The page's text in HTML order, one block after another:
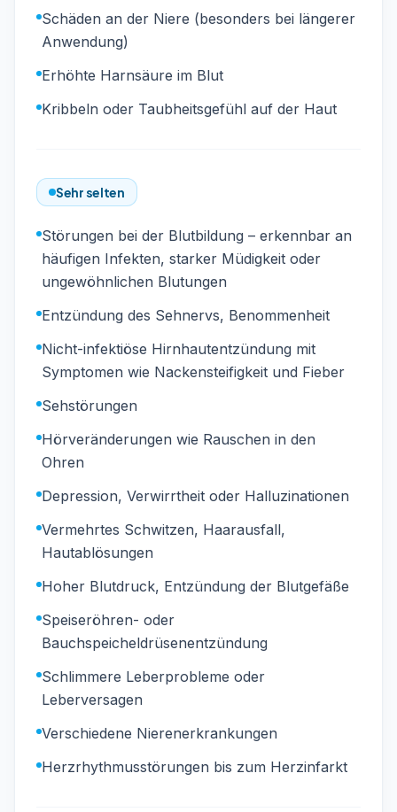
Schäden an der Niere (besonders bei längerer
Anwendung)
Erhöhte Harnsäure im Blut
Kribbeln oder Taubheitsgefühl auf der Haut
Sehr selten
Störungen bei der Blutbildung – erkennbar an
häufigen Infekten, starker Müdigkeit oder
ungewöhnlichen Blutungen
Entzündung des Sehnervs, Benommenheit
Nicht-infektiöse Hirnhautentzündung mit
Symptomen wie Nackensteifigkeit und Fieber
Sehstörungen
Hörveränderungen wie Rauschen in den
Ohren
Depression, Verwirrtheit oder Halluzinationen
Vermehrtes Schwitzen, Haarausfall,
Hautablösungen
Hoher Blutdruck, Entzündung der Blutgefäße
Speiseröhren- oder
Bauchspeicheldrüsenentzündung
Schlimmere Leberprobleme oder
Leberversagen
Verschiedene Nierenerkrankungen
Herzrhythmusstörungen bis zum Herzinfarkt